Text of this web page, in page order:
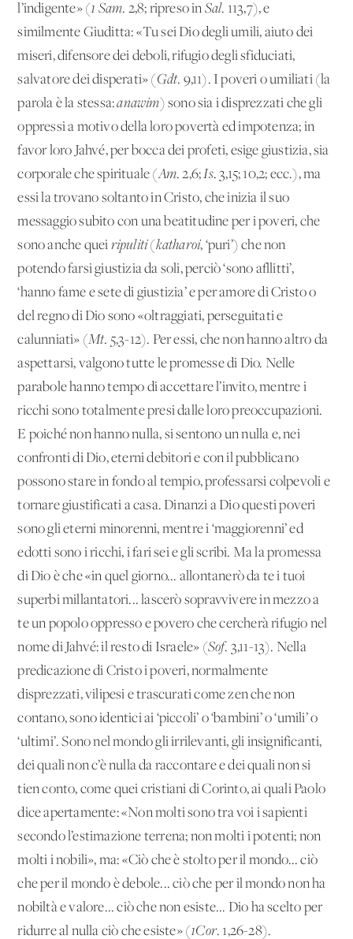
l’indigente» (1 Sam. 2,8; ripreso in Sal. 113,7), e
similmente Giuditta: «Tu sei Dio degli umili, aiuto dei
miseri, difensore dei deboli, rifugio degli sfiduciati,
salvatore dei disperati» (Gdt. 9,11). I poveri o umiliati (la
parola è la stessa:anawim) sono sia i disprezzati che gli
oppressi a motivo della loro povertà ed impotenza; in
favor loro Jahvé, per bocca dei profeti, esige giustizia, sia
corporale che spirituale (Am. 2,6;Is. 3,15; 10,2; ecc.), ma
essi la trovano soltanto in Cristo, che inizia il suo
messaggio subito con una beatitudine per i poveri, che
sono anche quei ripuliti(katharoi, ‘puri’) che non
potendo farsi giustizia da soli, perciò ‘sono afllitti’,
‘hanno fame e sete di giustizia’ e per amore di Cristo o
del regno di Dio sono «oltraggiati, perseguitati e
calunniati» (Mt. 5,3-12). Per essi, che non hanno altro da
aspettarsi, valgono tutte le promesse di Dio. Nelle
parabole hanno tempo di accettare l’invito, mentre i
ricchi sono totalmente presi dalle loro preoccupazioni.
E poiché non hanno nulla, si sentono un nulla e, nei
confronti di Dio, eterni debitori e con il pubblicano
possono stare in fondo al tempio, professarsi colpevoli e
tornare giustificati a casa. Dinanzi a Dio questi poveri
sono gli eterni minorenni, mentre i ‘maggiorenni’ ed
edotti sono i ricchi, i fari sei e gli scribi. Ma la promessa
di Dio è che «in quel giorno... allontanerò da te i tuoi
superbi millantatori... lascerò sopravvivere in mezzo a
te un popolo oppresso e povero che cercherà rifugio nel
nome di Jahvé: il resto di Israele» (Sof. 3,11-13). Nella
predicazione di Cristo i poveri, normalmente
disprezzati, vilipesi e trascurati come zen che non
contano, sono identici ai ‘piccoli’ o ‘bambini’ o ‘umili’ o
‘ultimi’. Sono nel mondo gli irrilevanti, gli insignificanti,
dei quali non c’è nulla da raccontare e dei quali non si
tien conto, come quei cristiani di Corinto, ai quali Paolo
dice apertamente: «Non molti sono tra voi i sapienti
secondo l’estimazione terrena; non molti i potenti; non
molti i nobili», ma: «Ciò che è stolto per il mondo... ciò
che per il mondo è debole... ciò che per il mondo non ha
nobiltà e valore... ciò che non esiste... Dio ha scelto per
ridurre al nulla ciò che esiste» (1Cor. 1,26-28).